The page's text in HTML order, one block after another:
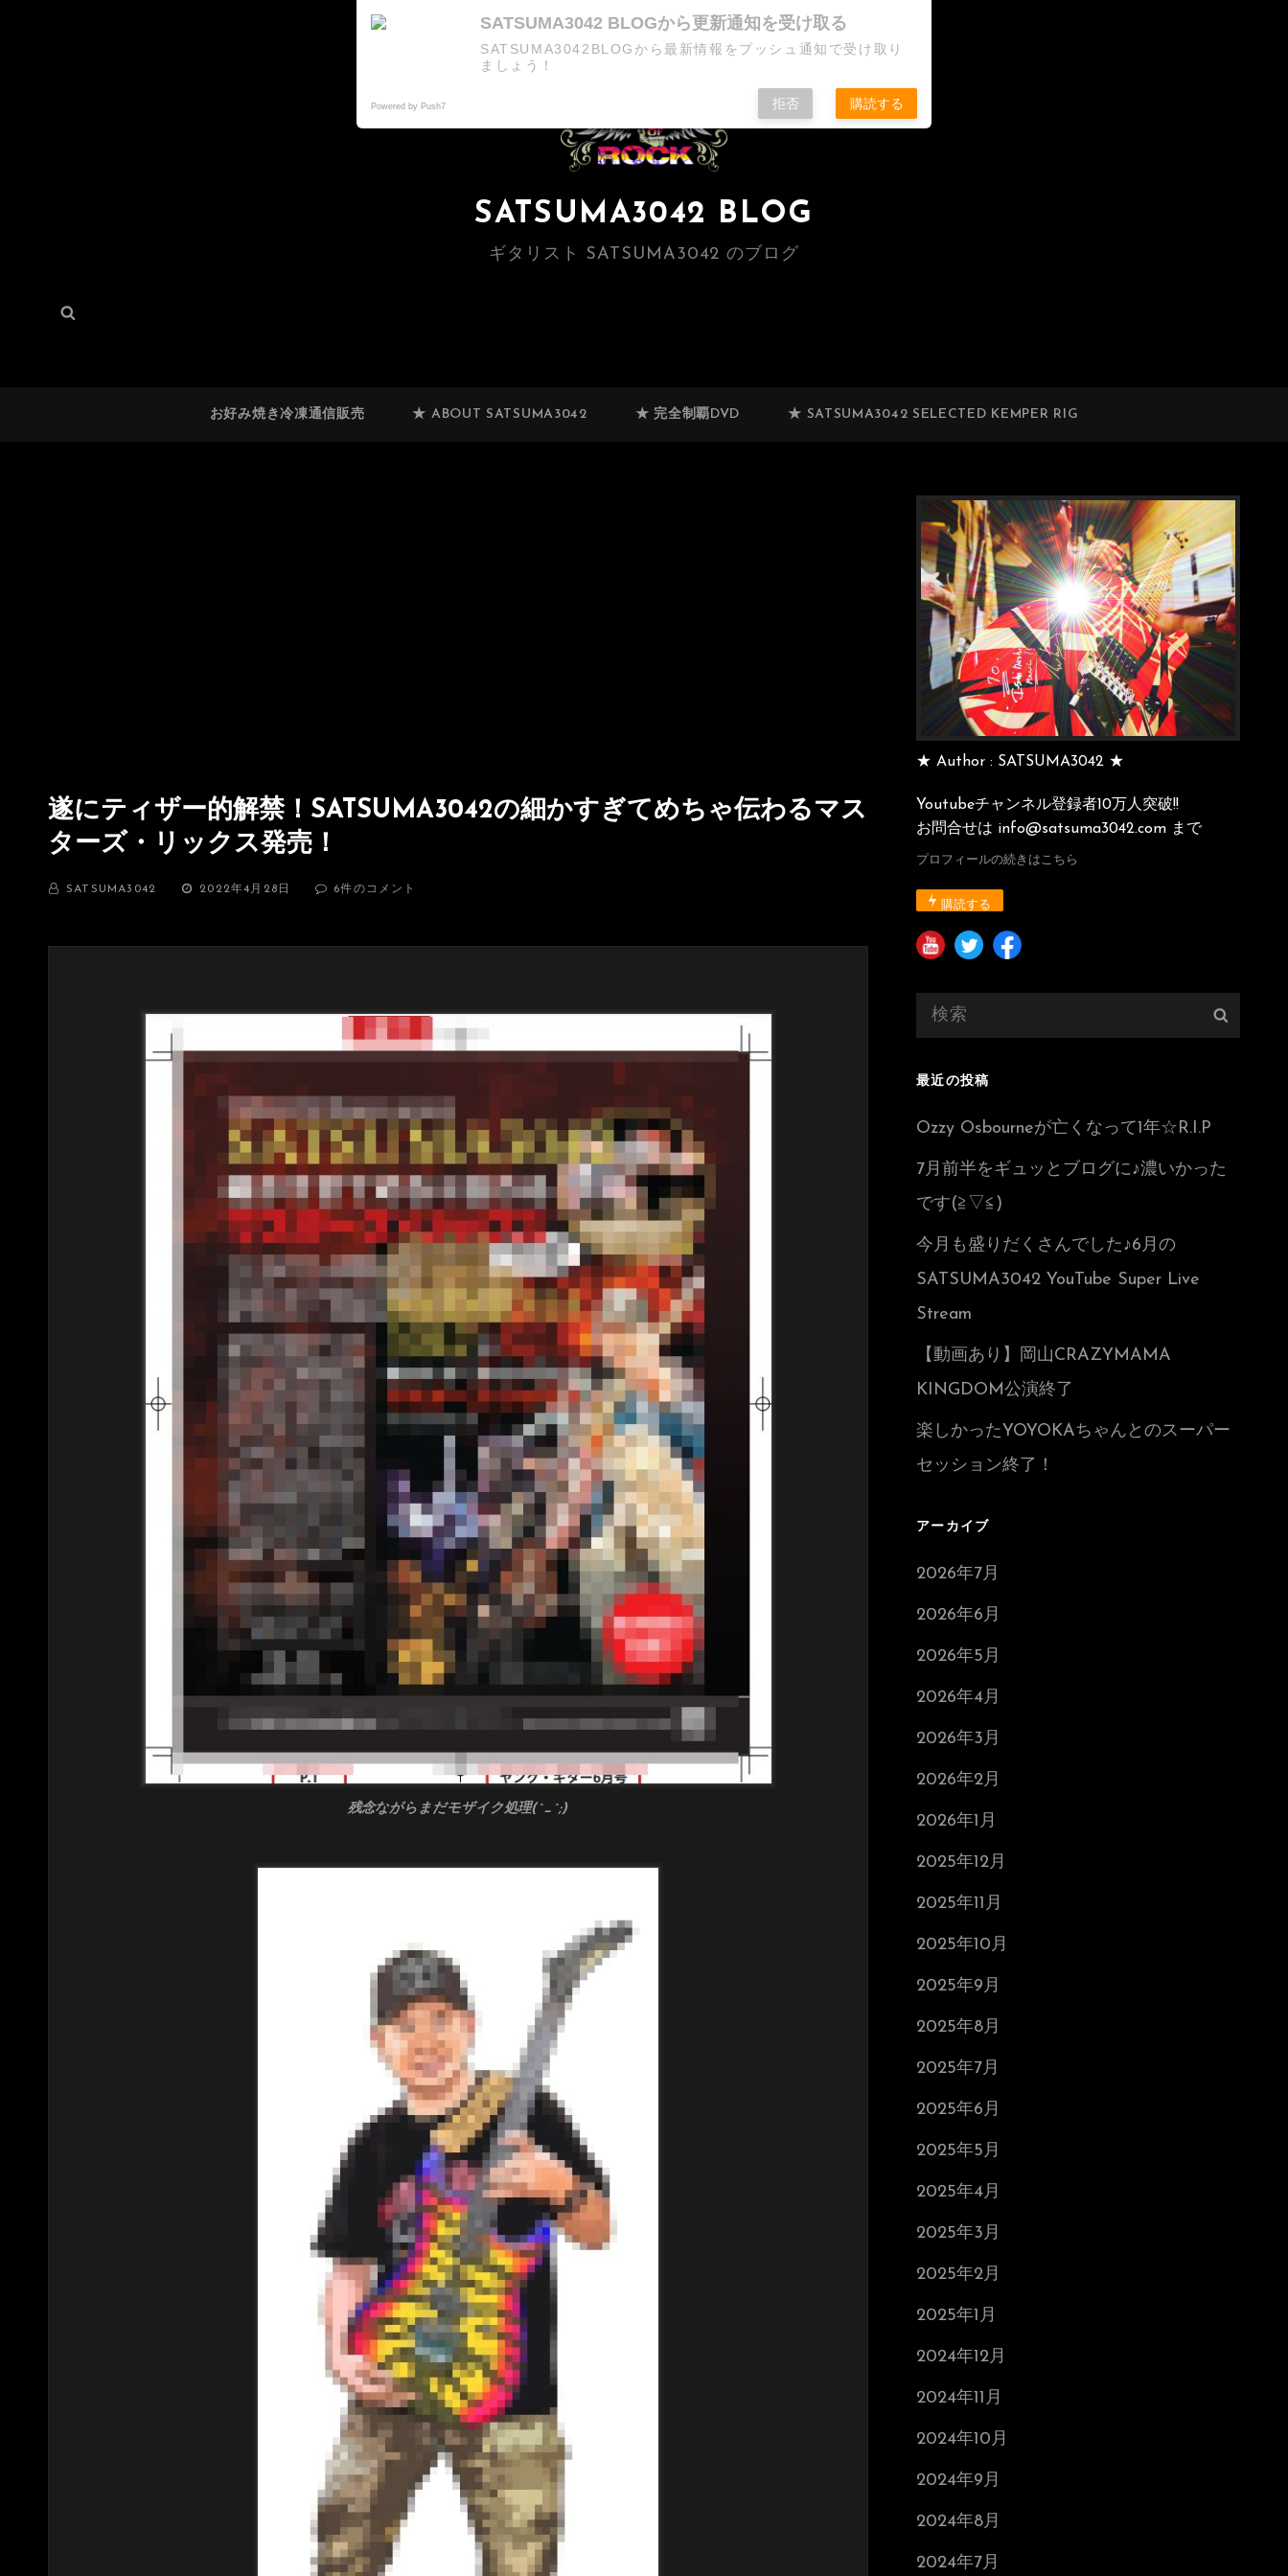
SATSUMA3042 BLOG
ギタリスト SATSUMA3042 のブログ
検
お好み焼き冷凍通信販売 ★ ABOUT SATSUMA3042 ★ 完全制覇DVD ★ SATSUMA3042 SELECTED KEMPER RIG
遂にティザー的解禁！SATSUMA3042の細かすぎてめちゃ伝わるマス
ターズ・リックス発売！
BY SATSUMA3042
投
2022年4月28日
遂
解
SATSUMA3042
か
ぎ
て
め
ち
伝
わ
マ
タ
リ
ス
売！
6件のコメント
残念ながらまだモザイク処理(^_^;)
★ Author : SATSUMA3042 ★
Youtubeチャンネル登録者10万人突破!!
お問合せは info@satsuma3042.com まで
プロフィールの続きはこちら
購読する
索
最近の投稿
Ozzy Osbourneが亡くなって1年☆R.I.P
7月前半をギュッとブログに♪濃いかった
です(≧▽≦)
今月も盛りだくさんでした♪6月の
SATSUMA3042 YouTube Super Live
Stream
【動画あり】岡山CRAZYMAMA
KINGDOM公演終了
楽しかったYOYOKAちゃんとのスーパー
セッション終了！
アーカイブ
2026年7月
2026年6月
2026年5月
2026年4月
2026年3月
2026年2月
2026年1月
2025年12月
2025年11月
2025年10月
2025年9月
2025年8月
2025年7月
2025年6月
2025年5月
2025年4月
2025年3月
2025年2月
2025年1月
2024年12月
2024年11月
2024年10月
2024年9月
2024年8月
2024年7月
SATSUMA3042 BLOGから更新通知を受け取る
SATSUMA3042BLOGから最新情報をプッシュ通知で受け取り
ましょう！
Powered by Push7 拒否 購読する